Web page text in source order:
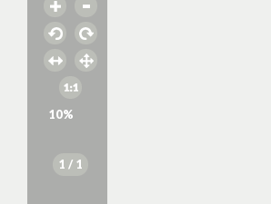
10%
1 / 1